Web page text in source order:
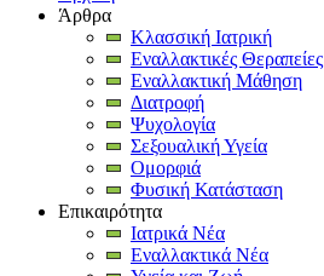
Άρθρα
Κλασσική Ιατρική
Εναλλακτικές Θεραπείες
Εναλλακτική Μάθηση
Διατροφή
Ψυχολογία
Σεξουαλική Υγεία
Ομορφιά
Φυσική Κατάσταση
Επικαιρότητα
Ιατρικά Νέα
Εναλλακτικά Νέα